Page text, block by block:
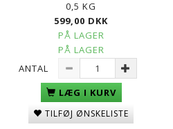
0,5 KG
599,00 DKK
PÅ LAGER
PÅ LAGER
ANTAL
LÆG I KURV
TILFØJ ØNSKELISTE